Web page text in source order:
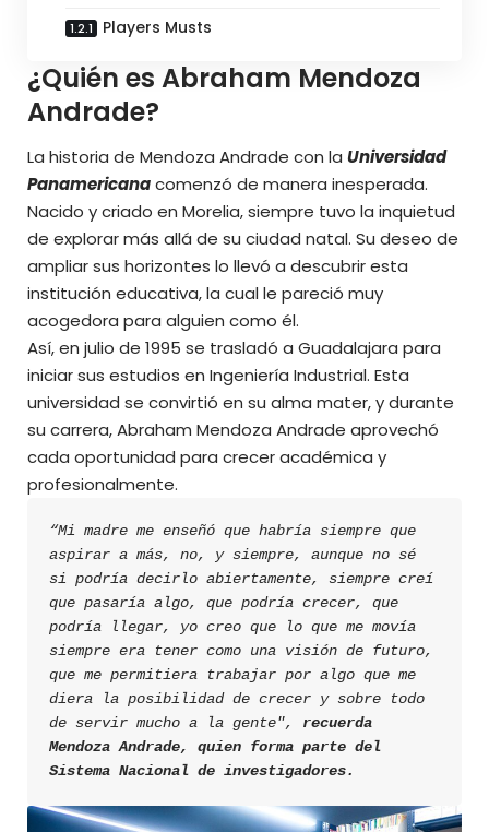
Players Musts
¿Quién es Abraham Mendoza
Andrade?
La historia de Mendoza Andrade con la Universidad
Panamericanacomenzó de manera inesperada.
Nacido y criado en Morelia, siempre tuvo la inquietud
de explorar más allá de su ciudad natal. Su deseo de
ampliar sus horizontes lo llevó a descubrir esta
institución educativa, la cual le pareció muy
acogedora para alguien como él.
Así, en julio de 1995 se trasladó a Guadalajara para
iniciar sus estudios en Ingeniería Industrial. Esta
universidad se convirtió en su alma mater, y durante
su carrera, Abraham Mendoza Andrade aprovechó
cada oportunidad para crecer académica y
profesionalmente.
“Mi madre me enseñó que habría siempre que
aspirar a más, no, y siempre, aunque no sé
si podría decirlo abiertamente, siempre creí
que pasaría algo, que podría crecer, que
podría llegar, yo creo que lo que me movía
siempre era tener como una visión de futuro,
que me permitiera trabajar por algo que me
diera la posibilidad de crecer y sobre todo
de servir mucho a la gente", recuerda
Mendoza Andrade, quien forma parte del
Sistema Nacional de investigadores.